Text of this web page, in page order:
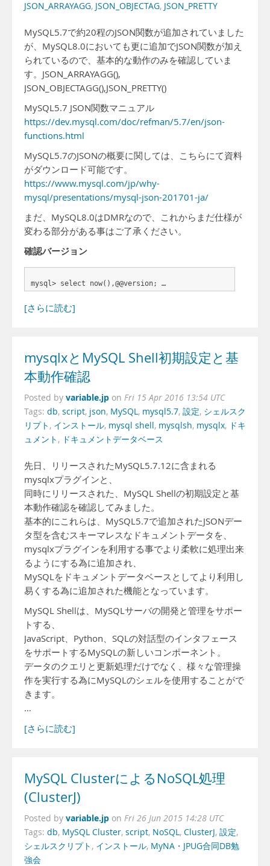
JSON_ARRAYAGG, JSON_OBJECTAG, JSON_PRETTY
MySQL5.7で約20程のJSON関数が追加されていました
が、MySQL8.0においても更に追加でJSON関数が加え
られているので、基本的な動作のみを確認していま
す。JSON_ARRAYAGG(),
JSON_OBJECTAGG(),JSON_PRETTY()
MySQL5.7 JSON関数マニュアル
https://dev.mysql.com/doc/refman/5.7/en/json-
functions.html
MySQL5.7のJSONの概要に関しては、こちらにて資料
がダウンロード可能です。
https://www.mysql.com/jp/why-
mysql/presentations/mysql-json-201701-ja/
まだ、MySQL8.0はDMRなので、これからまだ仕様が
変わる部分がある事はご了承ください。
確認バージョン
mysql> select now(),@@version; …
[さらに読む]
mysqlxとMySQL Shell初期設定と基
本動作確認
Posted by variable.jp on Fri 15 Apr 2016 13:54 UTC
Tags: db, script, json, MySQL, mysql5.7, 設定, シェルスク
リプト , インストール, mysql shell, mysqlsh, mysqlx, ドキ
ュメント , ドキュメントデータベース
先日、リリースされたMySQL5.7.12に含まれる
mysqlxプラグインと、
同時にリリースされた、MySQL Shellの初期設定と基
本動作確認を確認してみました。
基本的にこれらは、MySQL5.7で追加されたJSONデー
タ型を含むスキーマレスなドキュメントデータを、
mysqlxプラグインを利用する事でより柔軟に処理出来
るようにする為に追加され、
MySQLをドキュメントデータベースとしてより利用し
易くする為に追加された機能となっています。
MySQL Shellは、MySQLサーバの開発と管理をサポー
トする、
JavaScript、Python、SQLの対話型のインタフェース
をサポートするMySQLの新しいコンポーネント。
データのクエリと更新処理だけでなく、様々な管理操
作を実行する為にMySQLのシェルを使用することがで
きます。
…
[さらに読む]
MySQL ClusterによるNoSQL処理
(ClusterJ)
Posted by variable.jp on Fri 26 Jun 2015 14:28 UTC
Tags: db, MySQL Cluster, script, NoSQL, ClusterJ, 設定,
シェルスクリプト , インストール, MyNA・JPUG合同DB勉
強会